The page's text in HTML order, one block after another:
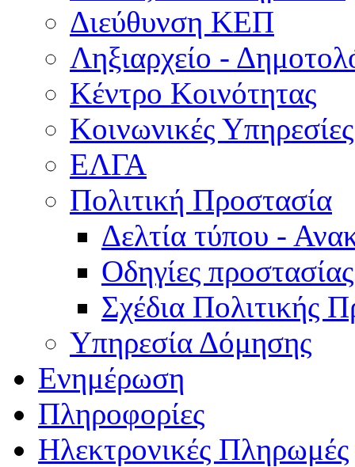
Διεύθυνση ΚΕΠ
Ληξιαρχείο -
Κέντρο Κοινότητας
Κοινωνικές Υπηρεσίες
ΕΛΓΑ
Πολιτική Προστασία
Δελτία τύπου -
Οδηγίες προστασίας
Σχέδια Πολιτικής
Υπηρεσία Δόμησης
Ενημέρωση
Πληροφορίες
Ηλεκτρονικές Πληρωμές